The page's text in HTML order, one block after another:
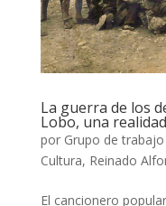
La guerra de los
Lobo, una
por Grupo de
Cultura, Reinado
El cancionero